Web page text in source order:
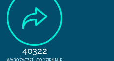
40322